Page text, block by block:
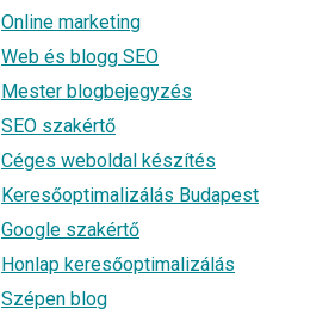
Online marketing
Web és blogg SEO
Mester blogbejegyzés
SEO szakértő
Céges weboldal készítés
Keresőoptimalizálás Budapest
Google szakértő
Honlap keresőoptimalizálás
Szépen blog